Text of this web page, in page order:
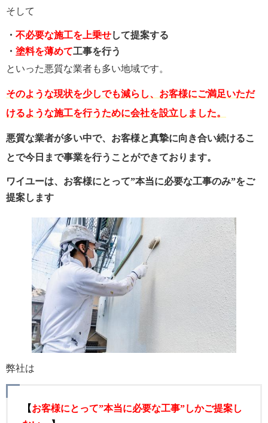
そして
・ 不必要な施工を上乗せして提案する
・ 塗料を薄めて工事を行う
といった悪質な業者も多い地域です。
そのような現状を少しでも減らし、お客様にご満足いただ
けるような施工を行うために会社を設立しました。
悪質な業者が多い中で、 お客様と真摯に向き合い続けるこ
とで今日まで事業を行うことができております。
ワイユーは、お客様にとって”本当に必要な工事のみ”をご
提案します
弊社は
【お客様にとって”本当に必要な工事”しかご提案し